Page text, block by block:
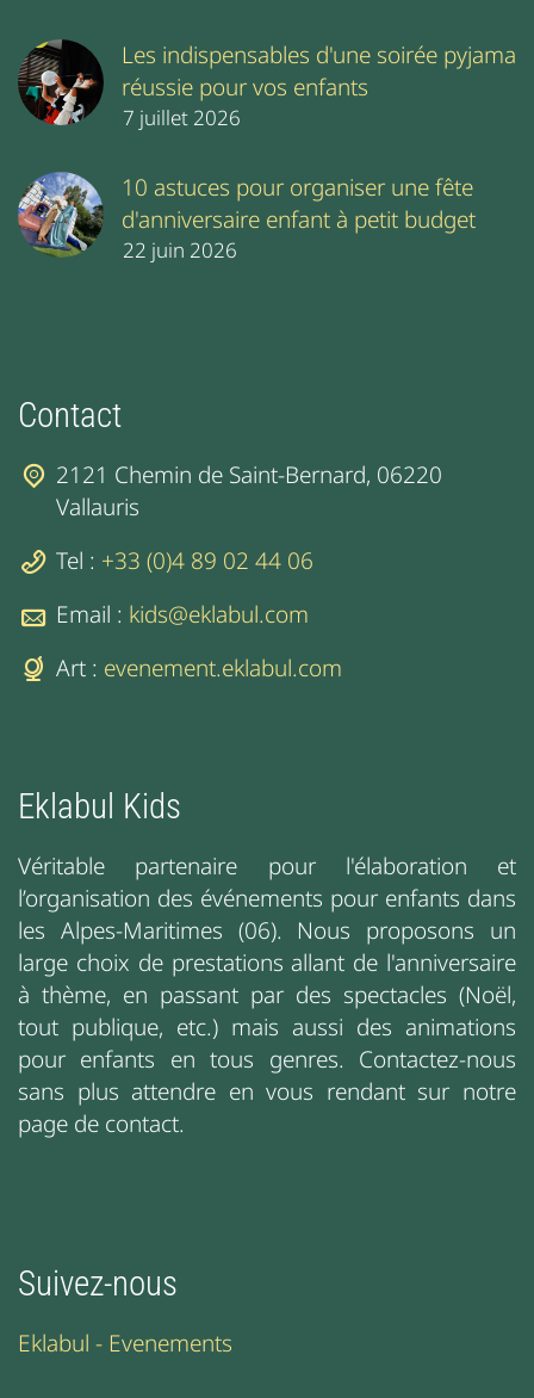
Les indispensables d'une soirée pyjama
réussie pour vos enfants
7 juillet 2026
10 astuces pour organiser une fête
d'anniversaire enfant à petit budget
22 juin 2026
Contact
2121 Chemin de Saint-Bernard, 06220
Vallauris
Tel : +33 (0)4 89 02 44 06
Email : kids@eklabul.com
Art : evenement.eklabul.com
Eklabul Kids
Véritable partenaire pour l'élaboration et
l’organisation des événements pour enfants dans
les Alpes-Maritimes (06). Nous proposons un
large choix de prestations allant de l'anniversaire
à thème, en passant par des spectacles (Noël,
tout publique, etc.) mais aussi des animations
pour enfants en tous genres. Contactez-nous
sans plus attendre en vous rendant sur notre
page de contact.
Suivez-nous
Eklabul - Evenements